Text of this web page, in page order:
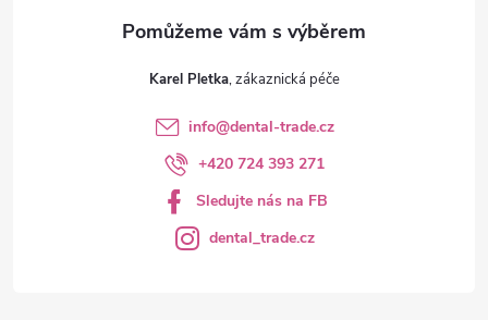
Karel Pletka
info@dental-trade.cz
+420 724 393 271
Sledujte nás na FB
dental_trade.cz